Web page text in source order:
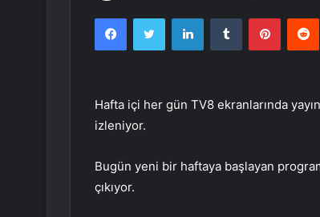
FacebookTwitter LinkedInTumblr Pinterest
Hafta içi her gün TV8 ekranlarında
izleniyor.
Bugün yeni bir haftaya başlayan
çıkıyor.